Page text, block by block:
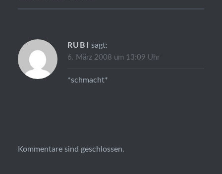
RUBI sagt:
6. März 2008 um 13:09 Uhr
*schmacht*
Kommentare sind geschlossen.